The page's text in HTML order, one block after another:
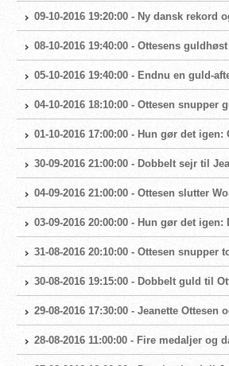
09-10-2016 19:20:00 - Ny dansk
08-10-2016 19:40:00 - Ottesens
05-10-2016 19:40:00 - Endnu en guld-
04-10-2016 18:10:00 - Ottesen snupper
01-10-2016 17:00:00 - Hun gør det
30-09-2016 21:00:00 - Dobbelt sejr til
04-09-2016 21:00:00 - Ottesen slutter
03-09-2016 20:00:00 - Hun gør det
31-08-2016 20:10:00 - Ottesen snupper
30-08-2016 19:15:00 - Dobbelt guld til
29-08-2016 17:30:00 - Jeanette
28-08-2016 11:00:00 - Fire medaljer